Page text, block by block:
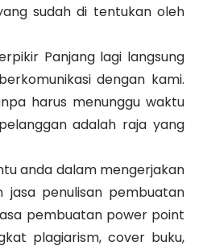
sudah di tentukan oleh
Panjang lagi langsung
dengan kami.
harus menunggu waktu
adalah raja yang
anda dalam mengerjakan
jasa penulisan pembuatan
pembuatan power point
plagiarism, cover buku,